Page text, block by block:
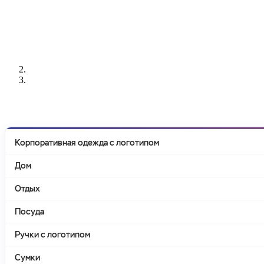
Корпоративная одежда с логотипом
Дом
Отдых
Посуда
Ручки с логотипом
Сумки